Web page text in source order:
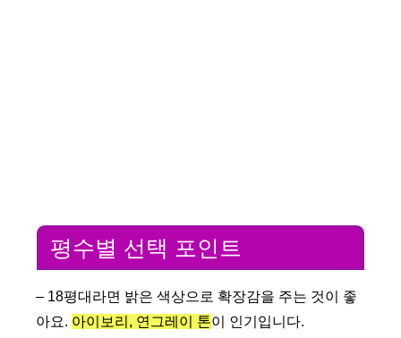
평수별 선택 포인트
– 18평대라면 밝은 색상으로 확장감을 주는 것이 좋
아요. 아이보리, 연그레이 톤이 인기입니다.